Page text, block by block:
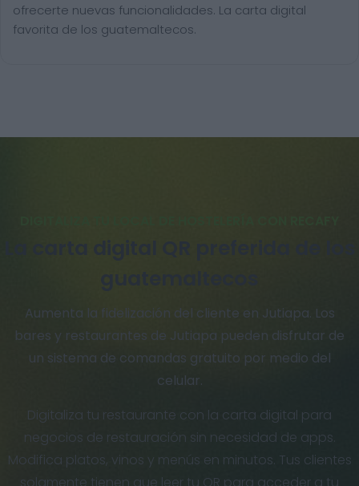
ofrecerte nuevas funcionalidades. La carta digital
favorita de los guatemaltecos.
Aumenta la fidelización del cliente en Jutiapa. Los
bares y restaurantes de Jutiapa pueden disfrutar de
un sistema de comandas gratuito por medio del
celular.
Digitaliza tu restaurante con la carta digital para
negocios de restauración sin necesidad de apps.
Modifica platos, vinos y menús en minutos. Tus clientes